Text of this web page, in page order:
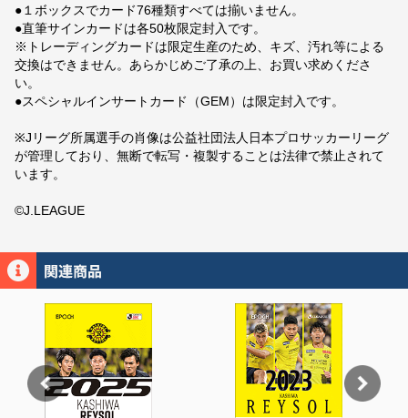
●１ボックスでカード76種類すべては揃いません。
●直筆サインカードは各50枚限定封入です。
※トレーディングカードは限定生産のため、キズ、汚れ等による
交換はできません。あらかじめご了承の上、お買い求めくださ
い。
●スペシャルインサートカード（GEM）は限定封入です。
※Jリーグ所属選手の肖像は公益社団法人日本プロサッカーリーグ
が管理しており、無断で転写・複製することは法律で禁止されて
います。
©J.LEAGUE